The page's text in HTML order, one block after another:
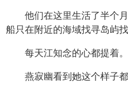
他们在这里生活了半个
船只在附近的海域找寻岛屿找
每天江知念的心都提着。
燕寂幽看到她这个样子都